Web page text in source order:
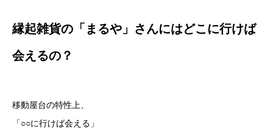
縁起雑貨の「まるや」さんにはどこに行けば
会えるの？
移動屋台の特性上、
「○○に行けば会える」